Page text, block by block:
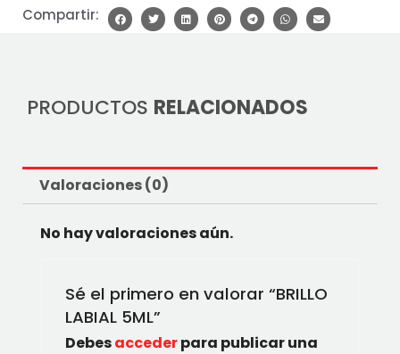
Compartir:
PRODUCTOS RELACIONADOS
Valoraciones (0)
No hay valoraciones aún.
Sé el primero en valorar “BRILLO
LABIAL 5ML”
Debesaccederpara publicar una